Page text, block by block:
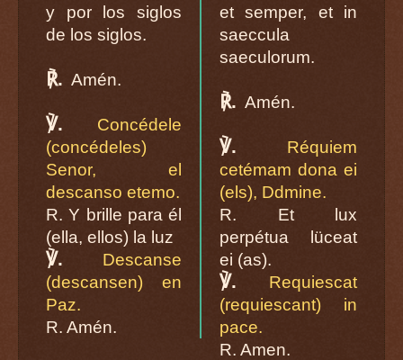
y por los siglos
de los siglos.
℟. Amén.
℣.
Concédele
(concédeles)
Senor, el
descanso etemo.
R. Y brille para él
(ella, ellos) la luz
℣.
Descanse
(descansen) en
Paz.
R. Amén.
et semper, et in
saeccula
saeculorum.
℟. Amén.
℣.
Réquiem
cetémam dona ei
(els), Ddmine.
R. Et lux
perpétua lüceat
ei (as).
℣.
Requiescat
(requiescant) in
pace.
R. Amen.